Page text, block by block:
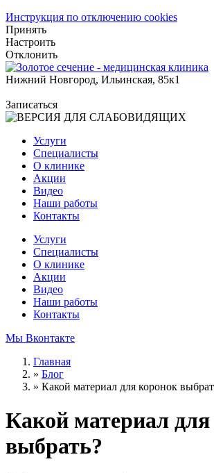
Инструкция по отключению cookies
Принять
Настроить
Отклонить
Нижний Новгород, Ильинская, 85к1
Записаться
Услуги
Специалисты
О клинике
Акции
Видео
Наши работы
Контакты
Услуги
Специалисты
О клинике
Акции
Видео
Наши работы
Контакты
Мы Вконтакте
Главная
» Блог
» Какой материал для коронок
Какой материал
выбрать?